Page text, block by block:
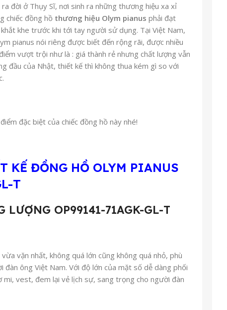
đời ở Thụy Sĩ, nơi sinh ra những thương hiệu xa xỉ
chiếc đồng hồ thương hiệu Olym pianus phải đạt
khe trước khi tới tay người sử dụng. Tại Việt Nam,
pianus nói riêng được biết đến rộng rãi, được nhiều
vượt trội như là : giá thành rẻ nhưng chất lượng vẫn
đầu của Nhật, thiết kế thì không thua kém gì so với
đặc biệt của chiếc đồng hồ này nhé!
KẾ ĐỒNG HỒ OLYM PIANUS
T
LƯỢNG OP99141-71AGK-GL-T
vặn nhất, không quá lớn cũng không quá nhỏ, phù
đàn ông Việt Nam. Với độ lớn của mặt số dễ dàng phối
vest, đem lại vẻ lịch sự, sang trọng cho người đàn